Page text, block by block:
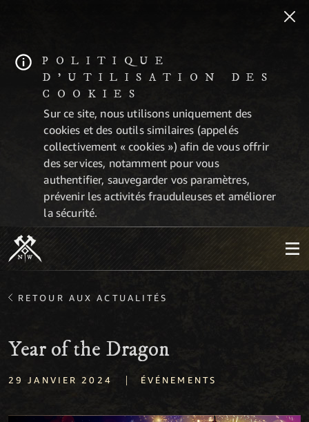
POLITIQUE
D'UTILISATION DES
COOKIES
Sur ce site, nous utilisons uniquement des
cookies et des outils similaires (appelés
collectivement « cookies ») afin de vous offrir
des services, notamment pour vous
authentifier, sauvegarder vos paramètres,
prévenir les activités frauduleuses et améliorer
la sécurité.
RETOUR AUX ACTUALITÉS
Year of the Dragon
29 JANVIER 2024 | ÉVÉNEMENTS